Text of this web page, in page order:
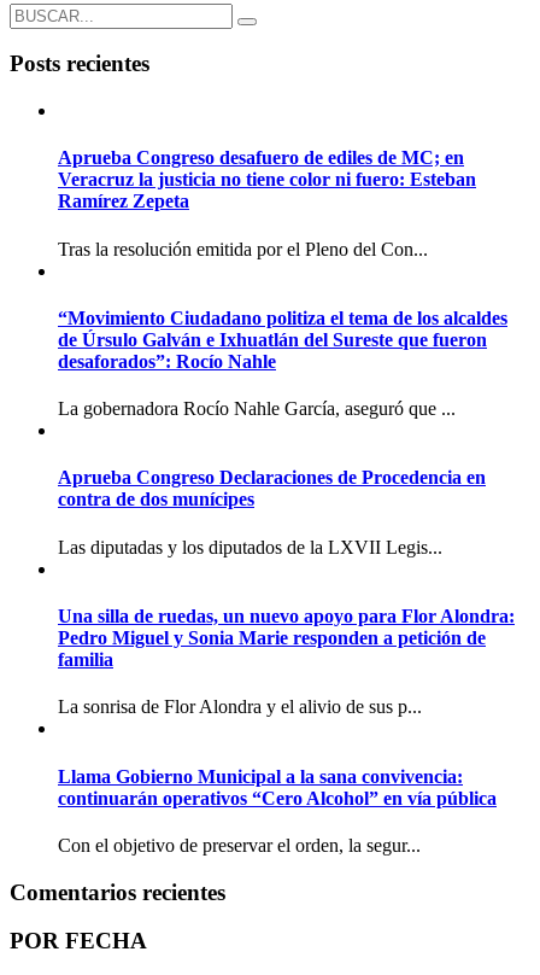
Posts recientes
Aprueba Congreso desafuero de ediles de MC; en
Veracruz la justicia no tiene color ni fuero: Esteban
Ramírez Zepeta
Tras la resolución emitida por el Pleno del Con...
“Movimiento Ciudadano politiza el tema de los alcaldes
de Úrsulo Galván e Ixhuatlán del Sureste que fueron
desaforados”: Rocío Nahle
La gobernadora Rocío Nahle García, aseguró que ...
Aprueba Congreso Declaraciones de Procedencia en
contra de dos munícipes
Las diputadas y los diputados de la LXVII Legis...
Una silla de ruedas, un nuevo apoyo para Flor Alondra:
Pedro Miguel y Sonia Marie responden a petición de
familia
La sonrisa de Flor Alondra y el alivio de sus p...
Llama Gobierno Municipal a la sana convivencia:
continuarán operativos “Cero Alcohol” en vía pública
Con el objetivo de preservar el orden, la segur...
Comentarios recientes
POR FECHA